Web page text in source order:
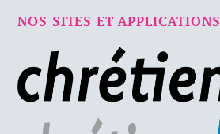
NOS SITES ET APPLICATIONS